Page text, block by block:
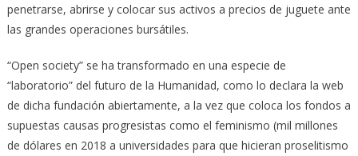
penetrarse, abrirse y colocar sus activos a precios de juguete ante
las grandes operaciones bursátiles.
“Open society” se ha transformado en una especie de
“laboratorio” del futuro de la Humanidad, como lo declara la web
de dicha fundación abiertamente, a la vez que coloca los fondos a
supuestas causas progresistas como el feminismo (mil millones
de dólares en 2018 a universidades para que hicieran proselitismo